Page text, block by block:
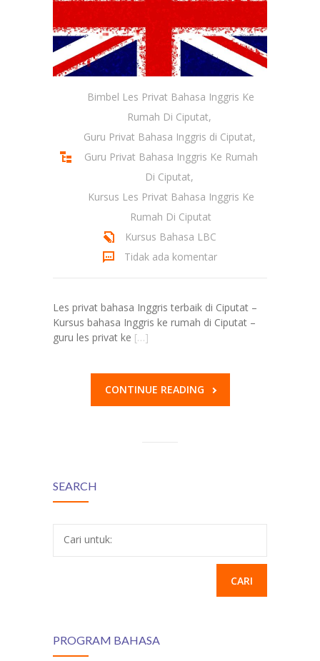
Bimbel Les Privat Bahasa Inggris Ke
Rumah Di Ciputat,
Guru Privat Bahasa Inggris di Ciputat,
Guru Privat Bahasa Inggris Ke Rumah
Di Ciputat,
Kursus Les Privat Bahasa Inggris Ke
Rumah Di Ciputat
Kursus Bahasa LBC
Tidak ada komentar
Les privat bahasa Inggris terbaik di Ciputat –
Kursus bahasa Inggris ke rumah di Ciputat –
guru les privat ke […]
CONTINUE READING
SEARCH
Cari untuk:
PROGRAM BAHASA